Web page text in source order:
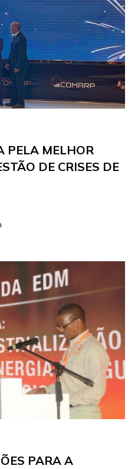
PELA MELHOR
DE CRISES DE
PARA A